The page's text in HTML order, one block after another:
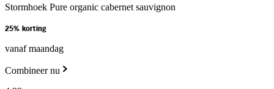
Stormhoek Pure organic cabernet sauvignon
25% korting
vanaf maandag
Combineer nu